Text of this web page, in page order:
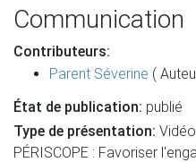
Communication
Contributeurs:
Parent Séverine (
État de publication: publié
Type de présentation:
PÉRISCOPE : Favoriser